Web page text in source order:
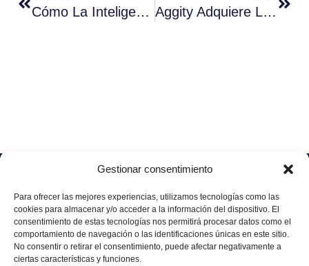
Gestionar consentimiento
Para ofrecer las mejores experiencias, utilizamos tecnologías como las
cookies para almacenar y/o acceder a la información del dispositivo. El
consentimiento de estas tecnologías nos permitirá procesar datos como el
comportamiento de navegación o las identificaciones únicas en este sitio.
No consentir o retirar el consentimiento, puede afectar negativamente a
ciertas características y funciones.
Cómo La Inteligencia Artificial Mejora La Producción Industrial Aggity Adquiere La Empresa Mexicana Experta En Ciberseguridad Mexis
Soluciones
Data
Industria
4.0
Industrial
Retail
Health &
Services
Quiénes
Únete
a
aggity
Contacto
legal
Política
de
Privacid
ad